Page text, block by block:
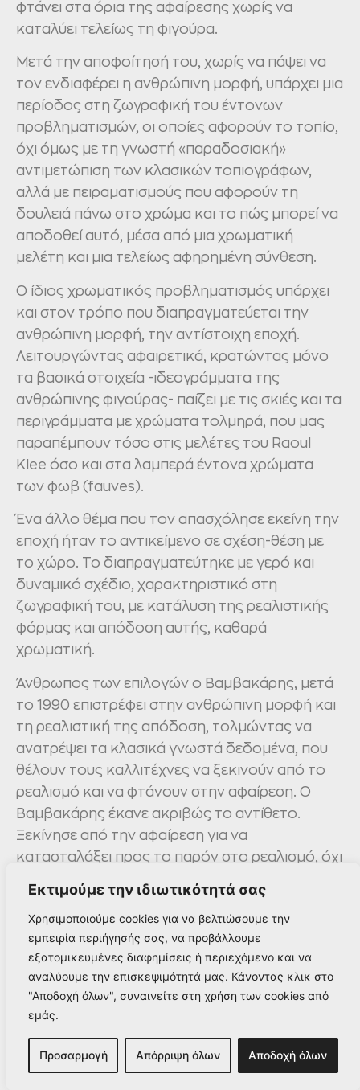
Εκτιμούμε την ιδιωτικότητά σας
Χρησιμοποιούμε cookies για να βελτιώσουμε την
εμπειρία περιήγησής σας, να προβάλλουμε
εξατομικευμένες διαφημίσεις ή περιεχόμενο και να
αναλύουμε την επισκεψιμότητά μας. Κάνοντας κλικ στο
"Αποδοχή όλων", συναινείτε στη χρήση των cookies από
εμάς.
Προσαρμογή Απόρριψη όλων Αποδοχή όλων
φτάνει στα όρια της αφαίρεσης χωρίς να
καταλύει τελείως τη φιγούρα.
Μετά την αποφοίτησή του, χωρίς να πάψει να
τον ενδιαφέρει η ανθρώπινη μορφή, υπάρχει μια
περίοδος στη ζωγραφική του έντονων
προβληματισμών, οι οποίες αφορούν το τοπίο,
όχι όμως με τη γνωστή «παραδοσιακή»
αντιμετώπιση των κλασικών τοπιογράφων,
αλλά με πειραματισμούς που αφορούν τη
δουλειά πάνω στο χρώμα και το πώς μπορεί να
αποδοθεί αυτό, μέσα από μια χρωματική
μελέτη και μια τελείως αφηρημένη σύνθεση.
Ο ίδιος χρωματικός προβληματισμός υπάρχει
και στον τρόπο που διαπραγματεύεται την
ανθρώπινη μορφή, την αντίστοιχη εποχή.
Λειτουργώντας αφαιρετικά, κρατώντας μόνο
τα βασικά στοιχεία -ιδεογράμματα της
ανθρώπινης φιγούρας- παίζει με τις σκιές και τα
περιγράμματα με χρώματα τολμηρά, που μας
παραπέμπουν τόσο στις μελέτες του Raoul
Klee όσο και στα λαμπερά έντονα χρώματα
των φωβ (fauves).
Ένα άλλο θέμα που τον απασχόλησε εκείνη την
εποχή ήταν το αντικείμενο σε σχέση-θέση με
το χώρο. Το διαπραγματεύτηκε με γερό και
δυναμικό σχέδιο, χαρακτηριστικό στη
ζωγραφική του, με κατάλυση της ρεαλιστικής
φόρμας και απόδοση αυτής, καθαρά
χρωματική.
Άνθρωπος των επιλογών ο Βαμβακάρης, μετά
το 1990 επιστρέφει στην ανθρώπινη μορφή και
τη ρεαλιστική της απόδοση, τολμώντας να
ανατρέψει τα κλασικά γνωστά δεδομένα, που
θέλουν τους καλλιτέχνες να ξεκινούν από το
ρεαλισμό και να φτάνουν στην αφαίρεση. Ο
Βαμβακάρης έκανε ακριβώς το αντίθετο.
Ξεκίνησε από την αφαίρεση για να
κατασταλάξει προς το παρόν στο ρεαλισμό, όχι
ιστορία της τέχνης αλλά με μια εντελώς
προσωπική εικαστική γραφή. Μετά το 1990, και
ειδικά στην τριετία 1990-93, ασχολείται σχεδόν
αποκλειστικά με την ανθρώπινη μορφή και
επιλέγει μάλιστα ένα θέμα διαχρονικό, το οποίο
υπήρξε απαρχής στην τέχνη όλων των εποχών:
καθισμένες είτε όρθιες, παρουσιάζονται με έναν
τρόπο αυστηρό, σε στάσεις μετωπικές, όπως